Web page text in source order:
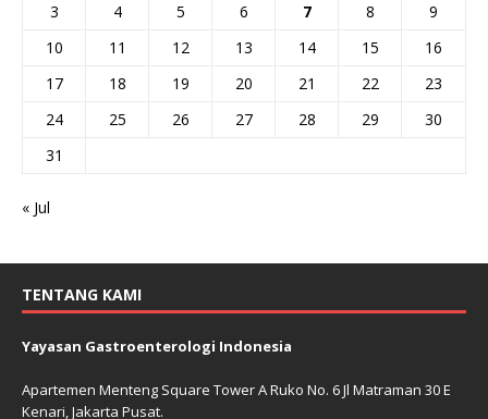
3
4 5 6 7 8
9
10
11 12 13 14 15
16
17
18 19 20 21 22
23
24
25 26 27 28 29
30
31
« Jul
TENTANG KAMI
Yayasan Gastroenterologi Indonesia
Apartemen Menteng Square Tower A Ruko No. 6 Jl Matraman 30 E
Kenari, Jakarta Pusat.